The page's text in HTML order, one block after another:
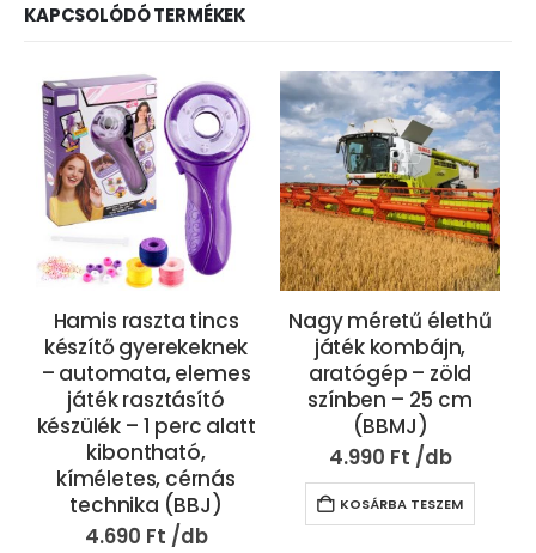
KAPCSOLÓDÓ TERMÉKEK
Hamis raszta tincs
készítő gyerekeknek
– automata, elemes
játék rasztásító
készülék – 1 perc alatt
kibontható,
kíméletes, cérnás
technika (BBJ)
4.690 Ft
Nagy méretű élethű
játék kombájn,
aratógép – zöld
színben – 25 cm
(BBMJ)
4.990 Ft
KOSÁRBA TESZEM